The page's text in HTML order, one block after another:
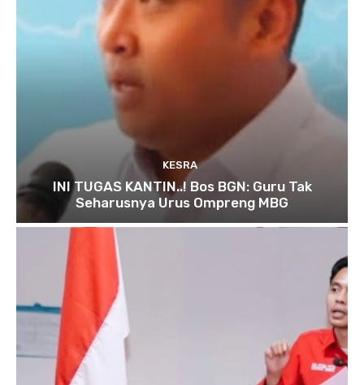
KESRA
INI TUGAS KANTIN..! Bos BGN: Guru Tak
Seharusnya Urus Ompreng MBG